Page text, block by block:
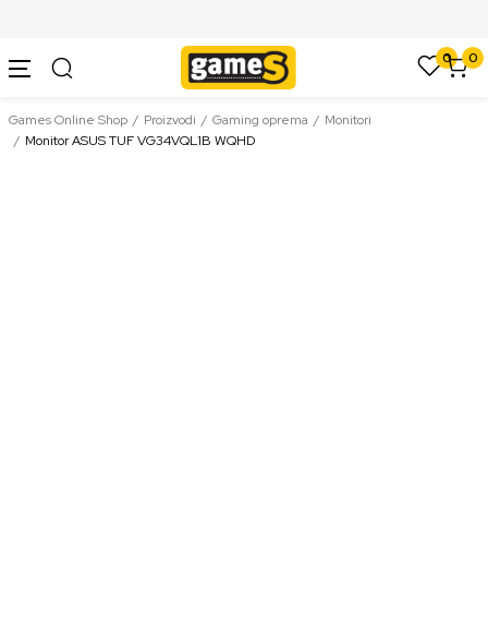
0 0
Games Online Shop Proizvodi Gaming oprema
Monitori
Monitor ASUS TUF VG34VQL1B WQHD